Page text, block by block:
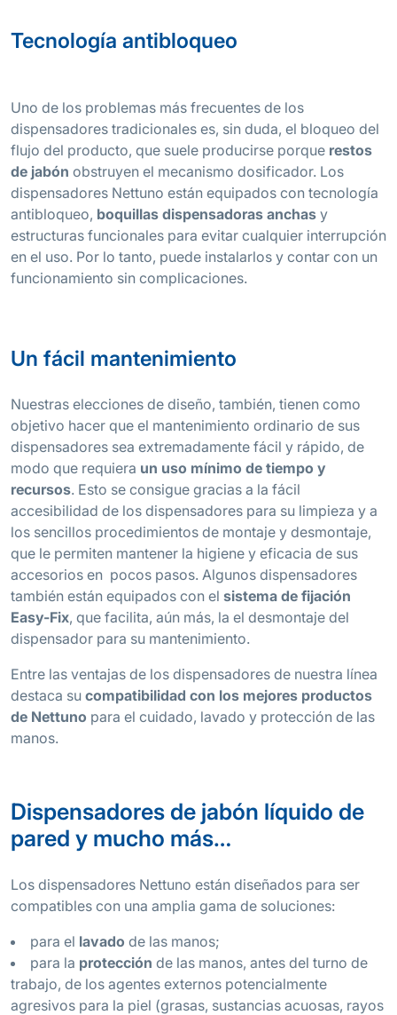
Tecnología antibloqueo
Uno de los problemas más frecuentes de los
dispensadores tradicionales es, sin duda, el bloqueo del
flujo del producto, que suele producirse porque restos
de jabón obstruyen el mecanismo dosificador. Los
dispensadores Nettuno están equipados con tecnología
antibloqueo, boquillas dispensadoras anchas y
estructuras funcionales para evitar cualquier interrupción
en el uso. Por lo tanto, puede instalarlos y contar con un
funcionamiento sin complicaciones.
Un fácil mantenimiento
Nuestras elecciones de diseño, también, tienen como
objetivo hacer que el mantenimiento ordinario de sus
dispensadores sea extremadamente fácil y rápido, de
modo que requiera un uso mínimo de tiempo y
recursos. Esto se consigue gracias a la fácil
accesibilidad de los dispensadores para su limpieza y a
los sencillos procedimientos de montaje y desmontaje,
que le permiten mantener la higiene y eficacia de sus
accesorios en pocos pasos. Algunos dispensadores
también están equipados con el sistema de fijación
Easy-Fix, que facilita, aún más, la el desmontaje del
dispensador para su mantenimiento.
Entre las ventajas de los dispensadores de nuestra línea
destaca su compatibilidad con los mejores productos
de Nettuno para el cuidado, lavado y protección de las
manos.
Dispensadores de jabón líquido de
pared y mucho más…
Los dispensadores Nettuno están diseñados para ser
compatibles con una amplia gama de soluciones:
para el lavado de las manos;
para la protección de las manos, antes del turno de
trabajo, de los agentes externos potencialmente
agresivos para la piel (grasas, sustancias acuosas, rayos